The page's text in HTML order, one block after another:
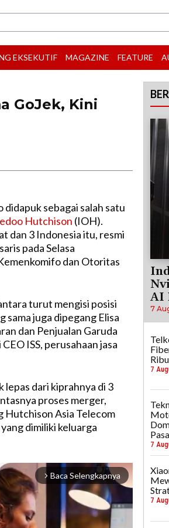
EKSEKUTIF MAGAZINE FEATURE
GoJek, Kini
sebagai salah satu
Hutchison (IOH).
dan 3 Indonesia itu, resmi
pada Selasa
dan Otoritas
turut mengisi posisi
sama juga dipegang Elisa
dan Penjualan Garuda
ISS, perusahaan jasa
lepas dari kiprahnya di 3
proses merger,
Hutchison Asia Telecom
dimiliki keluarga
arrow_forward_ios Baca Selengkapnya
AI
7
7
7
7